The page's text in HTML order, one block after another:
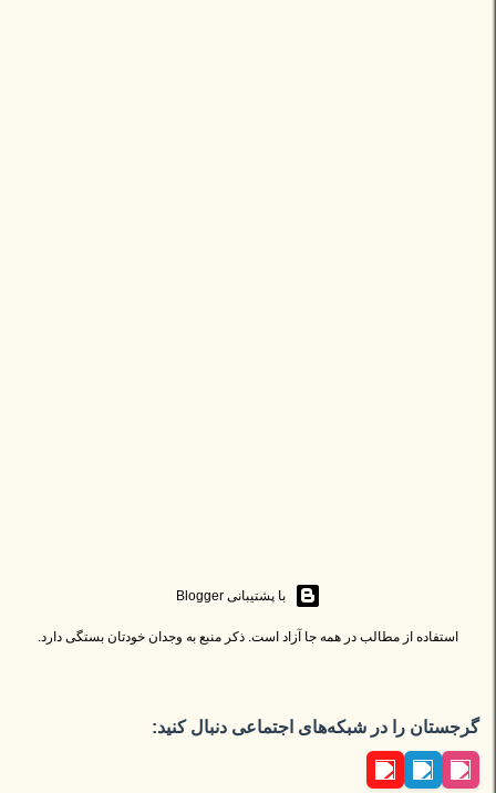
‏با پشتیبانی Blogger
استفاده از مطالب در همه جا آزاد است. ذکر منبع به وجدان خودتان بستگی دارد.
گرجستان را در شبکه‌های اجتماعی دنبال کنید: